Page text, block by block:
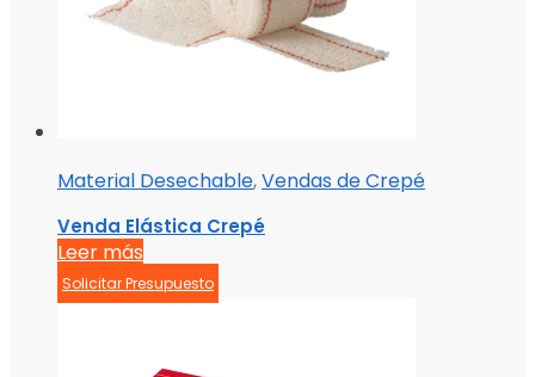
Material Desechable,Vendas de Crepé
Venda Elástica Crepé
Leer más
Solicitar Presupuesto